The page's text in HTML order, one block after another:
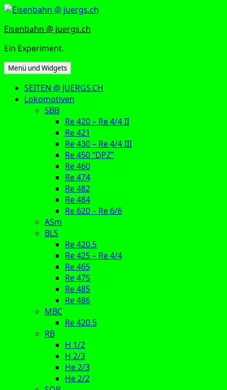
Zum
springen
Eisenbahn @ juergs.ch
Ein Experiment.
Menü und Widgets
SEITEN @ JUERGS.CH
Lokomotiven
SBB
Re 420 – Re 4/4 II
Re 421
Re 430 – Re 4/4 III
Re 450 “DPZ”
Re 460
Re 474
Re 482
Re 484
Re 620 – Re 6/6
ASm
BLS
Re 420.5
Re 425 – Re 4/4
Re 465
Re 475
Re 485
Re 486
MBC
Re 420.5
RB
H 1/2
H 2/3
He 2/3
He 2/2